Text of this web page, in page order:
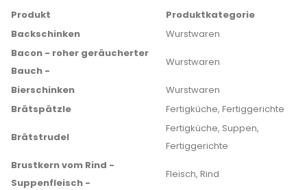
Produkt
Produktkategorie
Backschinken
Wurstwaren
Bacon - roher geräucherter
Bauch -
Wurstwaren
Bierschinken
Wurstwaren
Brätspätzle
Fertigküche, Fertiggerichte
Brätstrudel
Fertigküche, Suppen,
Fertiggerichte
Brustkern vom Rind -
Suppenfleisch -
Fleisch, Rind